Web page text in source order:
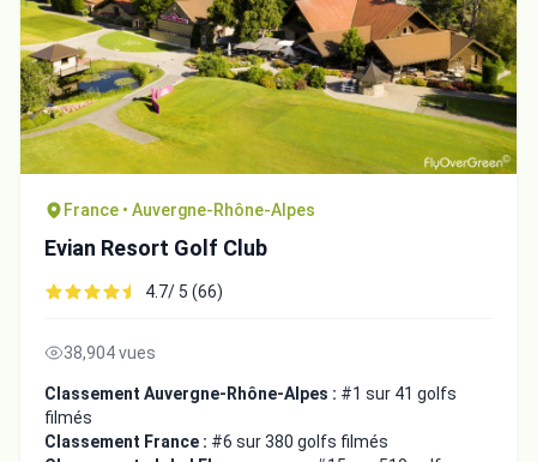
France • Auvergne-Rhône-Alpes
Evian Resort Golf Club
4.7/ 5 (66)
38,904 vues
Classement Auvergne-Rhône-Alpes : #1 sur 41 golfs
filmés
Classement France : #6 sur 380 golfs filmés